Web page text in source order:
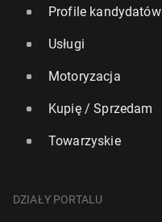
Profile kandydatów
Usługi
Motoryzacja
Kupię / Sprzedam
Towarzyskie
DZIAŁY PORTALU